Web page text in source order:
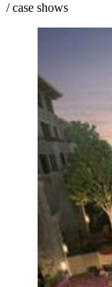
/ case shows